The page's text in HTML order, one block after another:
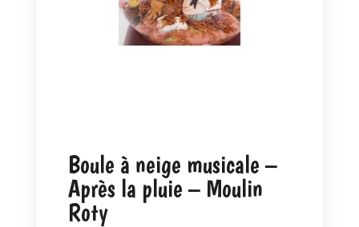
Boule à neige musicale –
Après la pluie – Moulin
Roty